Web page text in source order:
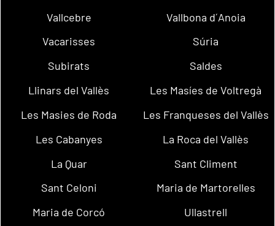
Vallcebre
Vallbona d´Anoia
Vacarisses
Súria
Subirats
Saldes
Llinars del Vallès
Les Masíes de Voltregà
Les Masies de Roda
Les Franqueses del Vallès
Les Cabanyes
La Roca del Vallès
La Quar
Sant Climent
Sant Celoni
Maria de Martorelles
Maria de Corcó
Ullastrell